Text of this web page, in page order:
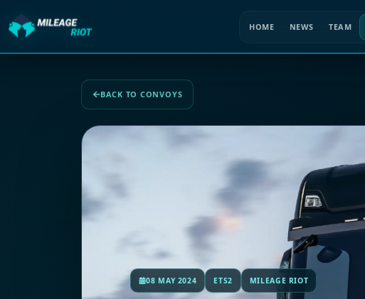
BACK TO CONVOYS
08 MAY 2024 ETS2 MILEAGE RIOT
HOME NEWS TEAM